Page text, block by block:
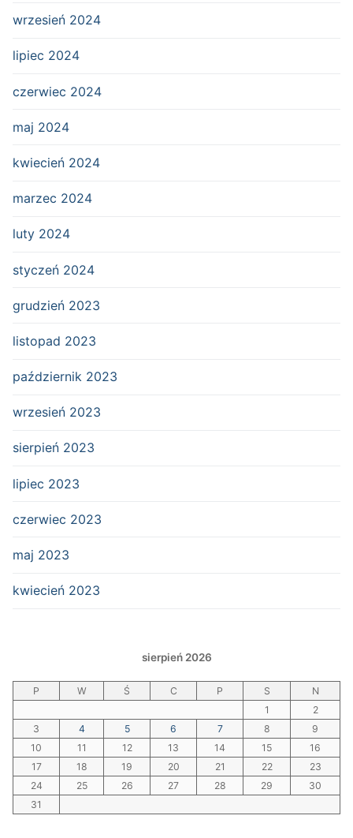
wrzesień 2024
lipiec 2024
czerwiec 2024
maj 2024
kwiecień 2024
marzec 2024
luty 2024
styczeń 2024
grudzień 2023
listopad 2023
październik 2023
wrzesień 2023
sierpień 2023
lipiec 2023
czerwiec 2023
maj 2023
kwiecień 2023
sierpień 2026
P W Ś C P S
N
1
2
3
4 5 6 7 8
9
10
11 12 13 14 15
16
17
18 19 20 21 22
23
24
25 26 27 28 29
30
31